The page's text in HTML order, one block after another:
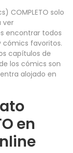
COMPLETO solo
ver
encontrar todos
cómics favoritos.
capítulos de
los cómics son
alojado en
en